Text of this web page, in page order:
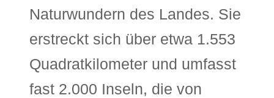
Naturwundern des Landes. Sie
erstreckt sich über etwa 1.553
Quadratkilometer und umfasst
fast 2.000 Inseln, die von